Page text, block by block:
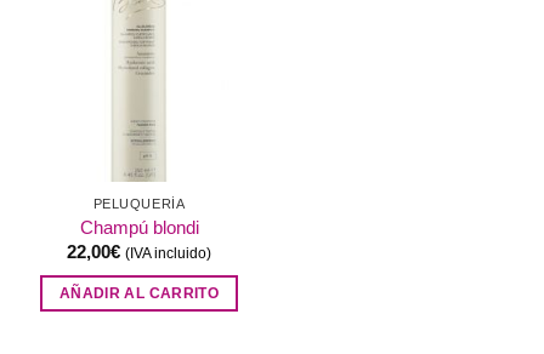
PELUQUERÍA
Champú blondi
22,00€ (IVA incluido)
AÑADIR AL CARRITO